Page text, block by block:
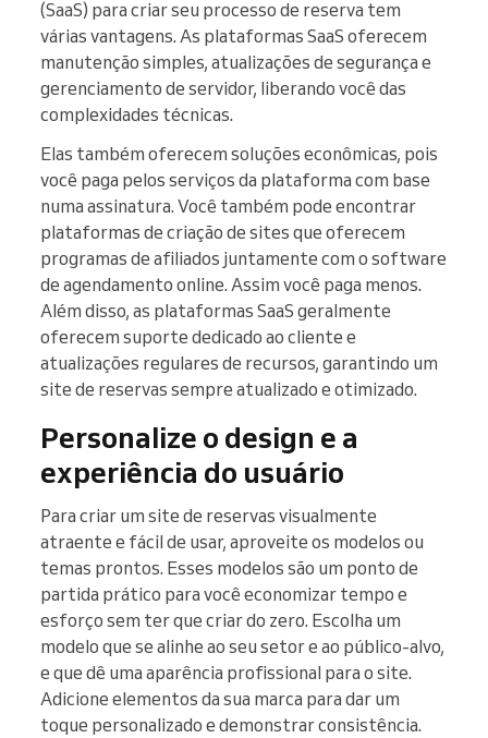
(SaaS) para criar seu processo de reserva tem
várias vantagens. As plataformas SaaS oferecem
manutenção simples, atualizações de segurança e
gerenciamento de servidor, liberando você das
complexidades técnicas.
Elas também oferecem soluções econômicas, pois
você paga pelos serviços da plataforma com base
numa assinatura. Você também pode encontrar
plataformas de criação de sites que oferecem
programas de afiliados juntamente com o software
de agendamento online. Assim você paga menos.
Além disso, as plataformas SaaS geralmente
oferecem suporte dedicado ao cliente e
atualizações regulares de recursos, garantindo um
site de reservas sempre atualizado e otimizado.
Personalize o design e a
experiência do usuário
Para criar um site de reservas visualmente
atraente e fácil de usar, aproveite os modelos ou
temas prontos. Esses modelos são um ponto de
partida prático para você economizar tempo e
esforço sem ter que criar do zero. Escolha um
modelo que se alinhe ao seu setor e ao público-alvo,
e que dê uma aparência profissional para o site.
Adicione elementos da sua marca para dar um
toque personalizado e demonstrar consistência.